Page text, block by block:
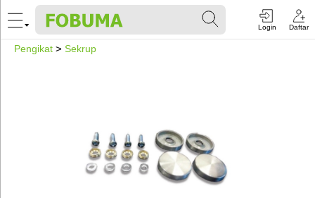
Login Daftar
Pengikat > Sekrup